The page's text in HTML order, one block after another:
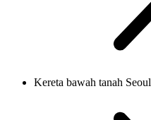
Kereta bawah tanah Seoul